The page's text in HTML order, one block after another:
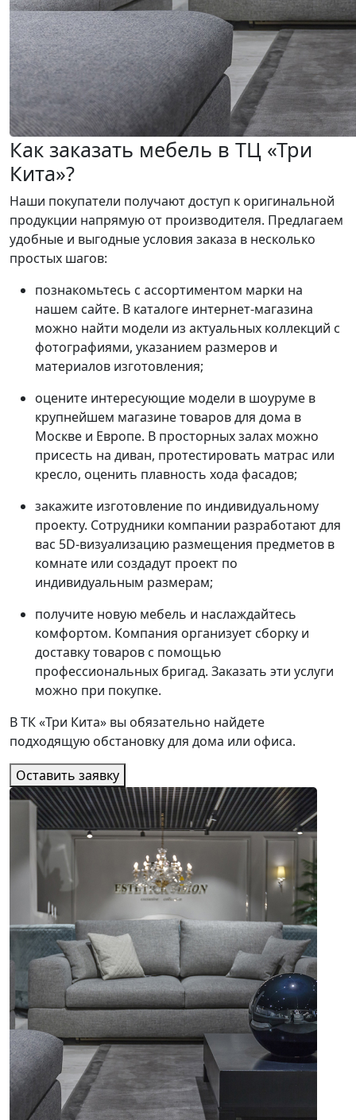
Как заказать мебель в ТЦ «Три
Кита»?
Наши покупатели получают доступ к оригинальной
продукции напрямую от производителя. Предлагаем
удобные и выгодные условия заказа в несколько
простых шагов:
познакомьтесь с ассортиментом марки на
нашем сайте. В каталоге интернет-магазина
можно найти модели из актуальных коллекций с
фотографиями, указанием размеров и
материалов изготовления;
оцените интересующие модели в шоуруме в
крупнейшем магазине товаров для дома в
Москве и Европе. В просторных залах можно
присесть на диван, протестировать матрас или
кресло, оценить плавность хода фасадов;
закажите изготовление по индивидуальному
проекту. Сотрудники компании разработают для
вас 5D-визуализацию размещения предметов в
комнате или создадут проект по
индивидуальным размерам;
получите новую мебель и наслаждайтесь
комфортом. Компания организует сборку и
доставку товаров с помощью
профессиональных бригад. Заказать эти услуги
можно при покупке.
В ТК «Три Кита» вы обязательно найдете
подходящую обстановку для дома или офиса.
Оставить заявку